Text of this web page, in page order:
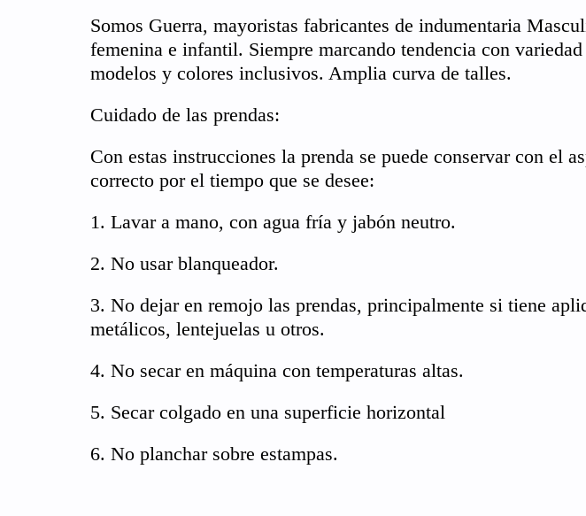
Somos Guerra, mayoristas fabricantes de indumentaria
femenina e infantil. Siempre marcando tendencia con variedad
modelos y colores inclusivos. Amplia curva de talles.
Cuidado de las prendas:
Con estas instrucciones la prenda se puede conservar con el
correcto por el tiempo que se desee:
1. Lavar a mano, con agua fría y jabón neutro.
2. No usar blanqueador.
3. No dejar en remojo las prendas, principalmente si tiene
metálicos, lentejuelas u otros.
4. No secar en máquina con temperaturas altas.
5. Secar colgado en una superficie horizontal
6. No planchar sobre estampas.